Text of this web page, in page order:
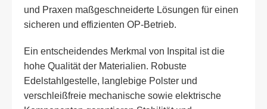
und Praxen maßgeschneiderte Lösungen für einen
sicheren und effizienten OP-Betrieb.
Ein entscheidendes Merkmal von Inspital ist die
hohe Qualität der Materialien. Robuste
Edelstahlgestelle, langlebige Polster und
verschleißfreie mechanische sowie elektrische